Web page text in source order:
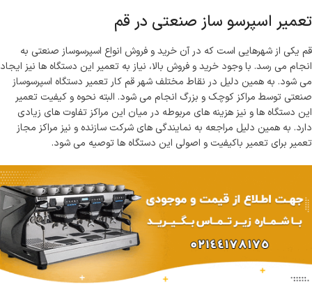
تعمیر اسپرسو ساز صنعتی در قم
قم یکی از شهرهایی است که در آن خرید و فروش انواع اسپرسوساز صنعتی به
انجام می رسد. با وجود خرید و فروش بالا، نیاز به تعمیر این دستگاه ها نیز ایجاد
می شود. به همین دلیل در نقاط مختلف شهر قم کار تعمیر دستگاه اسپرسوساز
صنعتی توسط مراکز کوچک و بزرگ انجام می شود. البته نحوه و کیفیت تعمیر
این دستگاه ها و نیز هزینه های مربوطه در میان این مراکز تفاوت های زیادی
دارد. به همین دلیل مراجعه به نمایندگی های شرکت سازنده و نیز مراکز مجاز
تعمیر برای تعمیر باکیفیت و اصولی این دستگاه ها توصیه می شود.